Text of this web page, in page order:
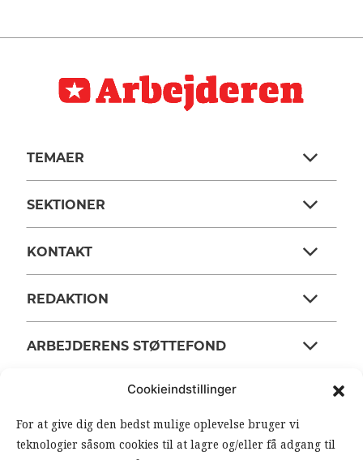
Cookieindstillinger
For at give dig den bedst mulige oplevelse bruger vi
teknologier såsom cookies til at lagre og/eller få adgang til
TEMAER
SEKTIONER
KONTAKT
REDAKTION
ARBEJDERENS STØTTEFOND
ANSVARSHAVENDE REDAKTØR
OM ARBEJDEREN